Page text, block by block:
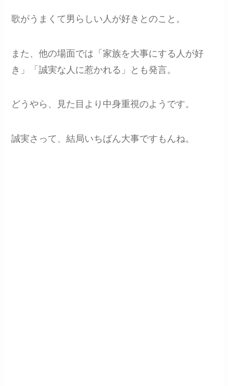
歌がうまくて男らしい人が好きとのこと。
また、他の場面では「家族を大事にする人が好
き」「誠実な人に惹かれる」とも発言。
どうやら、見た目より中身重視のようです。
誠実さって、結局いちばん大事ですもんね。